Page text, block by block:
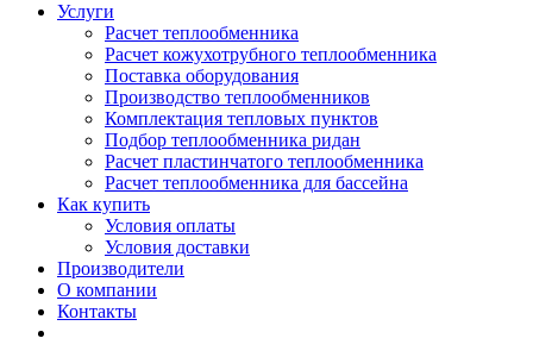
Услуги
Расчет теплообменника
Расчет кожухотрубного теплообменника
Поставка оборудования
Производство теплообменников
Комплектация тепловых пунктов
Подбор теплообменника ридан
Расчет пластинчатого теплообменника
Расчет теплообменника для бассейна
Как купить
Условия оплаты
Условия доставки
Производители
О компании
Контакты